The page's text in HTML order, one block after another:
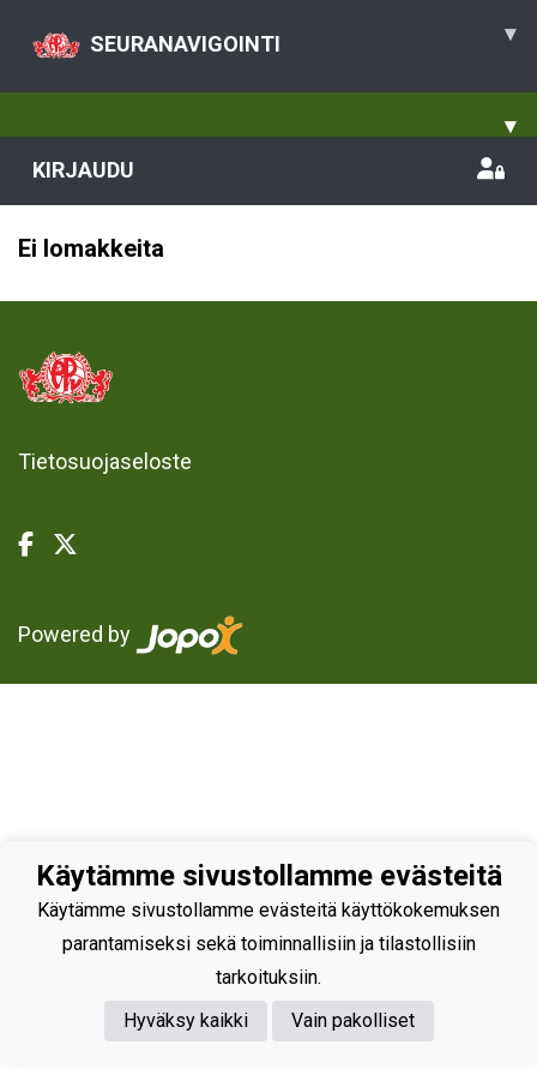
SEURANAVIGOINTI ▾
▾
KIRJAUDU
Ei lomakkeita
Tietosuojaseloste
Powered by
Käytämme sivustollamme evästeitä
Käytämme sivustollamme evästeitä käyttökokemuksen
parantamiseksi sekä toiminnallisiin ja tilastollisiin
tarkoituksiin.
Hyväksy kaikki
Vain pakolliset